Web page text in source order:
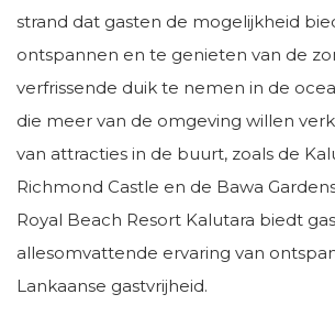
strand dat gasten de mogelijkheid
ontspannen en te genieten van de
verfrissende duik te nemen in de
die meer van de omgeving willen
van attracties in de buurt, zoals de
Richmond Castle en de Bawa
Royal Beach Resort Kalutara biedt
allesomvattende ervaring van
Lankaanse gastvrijheid.